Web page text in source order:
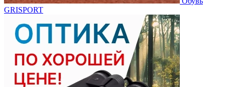
GRISPORT